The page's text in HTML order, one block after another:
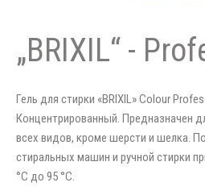
„BRIXIL“ -
Гель для стирки «BRIXIL» Colour
Концентрированный. Предназначен
всех видов, кроме шерсти и шелка.
стиральных машин и ручной стирки
°C до 95 °C.